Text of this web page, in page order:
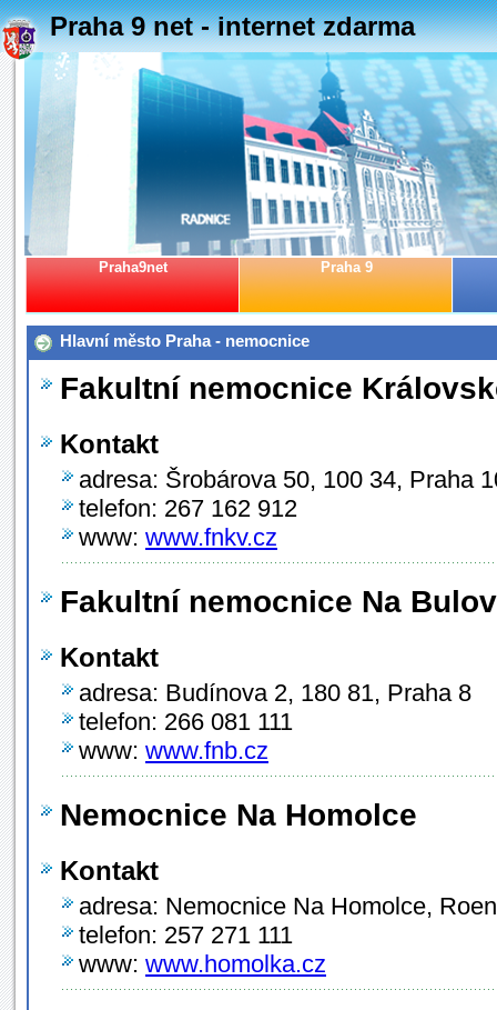
Praha 9 net - internet zdarma
Praha9net Praha 9
Hlavní město Praha - nemocnice
Fakultní nemocnice
Kontakt
adresa: Šrobárova 50, 100 34, Praha
telefon: 267 162 912
www: www.fnkv.cz
Fakultní nemocnice Na
Kontakt
adresa: Budínova 2, 180 81, Praha 8
telefon: 266 081 111
www: www.fnb.cz
Nemocnice Na Homolce
Kontakt
adresa: Nemocnice Na Homolce,
telefon: 257 271 111
www: www.homolka.cz